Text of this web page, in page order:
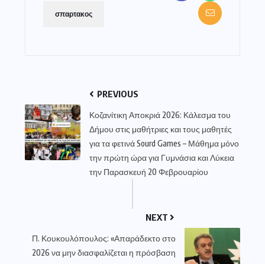
σπαρτακος
PREVIOUS
Κοζανίτικη Αποκριά 2026: Κάλεσμα του
Δήμου στις μαθήτριες και τους μαθητές
για τα φετινά Sourd Games – Μάθημα μόνο
την πρώτη ώρα για Γυμνάσια και Λύκεια
την Παρασκευή 20 Φεβρουαρίου
NEXT
Π. Κουκουλόπουλος: «Απαράδεκτο στο
2026 να μην διασφαλίζεται η πρόσβαση